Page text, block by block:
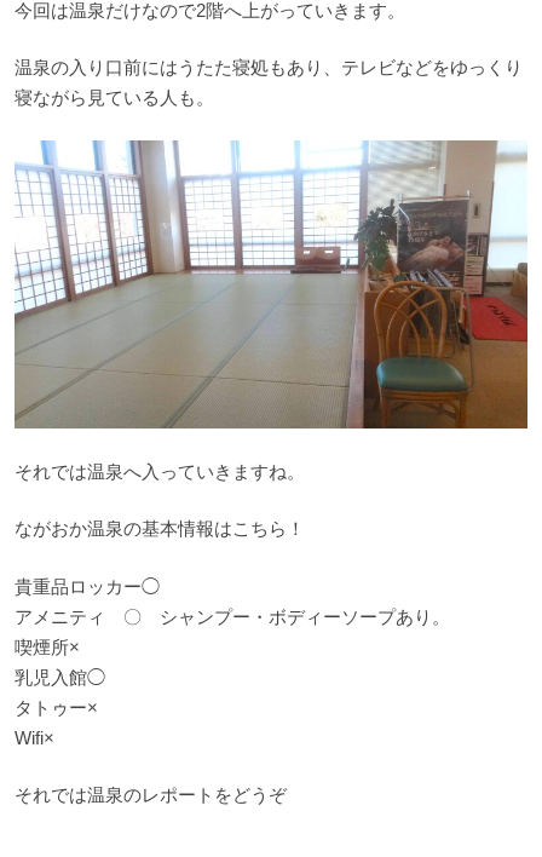
今回は温泉だけなので2階へ上がっていきます。
温泉の入り口前にはうたた寝処もあり、テレビなどをゆっくり
寝ながら見ている人も。
それでは温泉へ入っていきますね。
ながおか温泉の基本情報はこちら！
貴重品ロッカー◯
アメニティ 〇 シャンプー・ボディーソープあり。
喫煙所×
乳児入館◯
タトゥー×
Wifi×
それでは温泉のレポートをどうぞ